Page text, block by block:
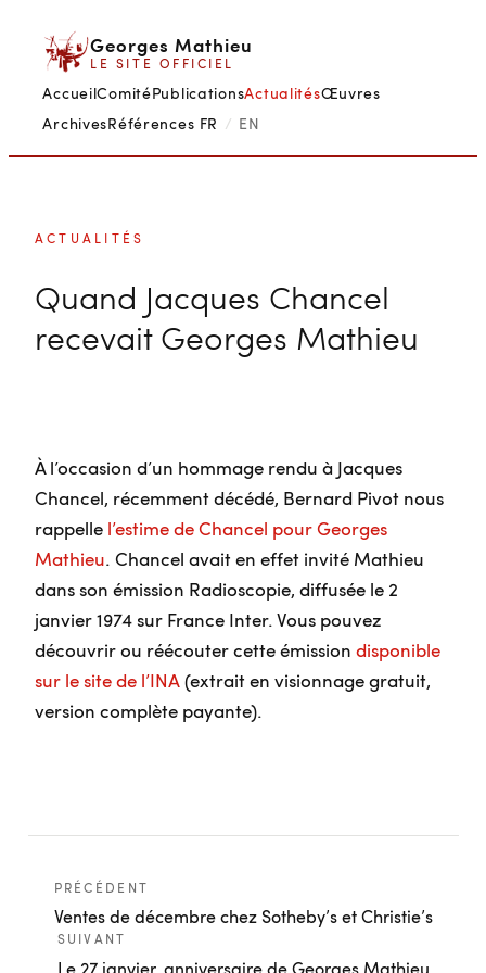
contenu
Georges Mathieu
LE SITE OFFICIEL
AccueilComitéPublicationsActualitésŒuvres
ArchivesRéférences FR / EN
ACTUALITÉS
Quand Jacques Chancel
recevait Georges Mathieu
À l’occasion d’un hommage rendu à Jacques
Chancel, récemment décédé, Bernard Pivot nous
rappelle l’estime de Chancel pour Georges
Mathieu. Chancel avait en effet invité Mathieu
dans son émission Radioscopie, diffusée le 2
janvier 1974 sur France Inter. Vous pouvez
découvrir ou réécouter cette émission disponible
sur le site de l’INA(extrait en visionnage gratuit,
version complète payante).
PRÉCÉDENT
Ventes de décembre chez Sotheby’s et Christie’s
SUIVANT
Le 27 janvier, anniversaire de Georges Mathieu